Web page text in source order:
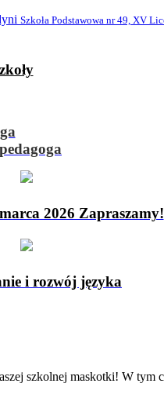
Szkoła Podstawowa nr 49, XV
2026 Zapraszamy!
i rozwój języka
szkolnej maskotki! W tym